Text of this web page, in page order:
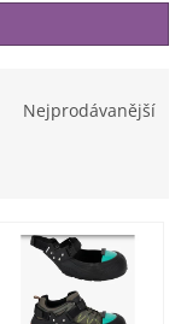
Nejprodávanější